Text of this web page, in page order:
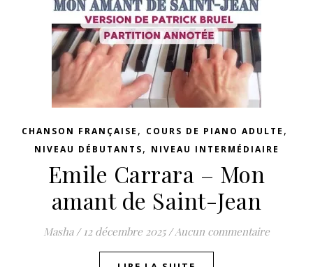
CHANSON FRANÇAISE , COURS DE PIANO ADULTE ,
NIVEAU DÉBUTANTS, NIVEAU INTERMÉDIAIRE
Emile Carrara – Mon
amant de Saint-Jean
Masha / 12 décembre 2025 /Aucun commentaire